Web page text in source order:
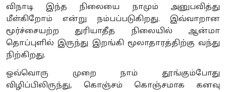
விநாடி இந்த நிலையை நாமும் அனுபவித்து
மீள்கிறோம் என்று நம்பப்படுகிறது. இவ்வாறான
மூர்ச்சையற்ற துரியாதீத நிலையில் ஆன்மா
தொப்புளில் இருந்து இறங்கி மூலாதாரத்திற்கு வந்து
நிற்கிறது.
ஒவ்வொரு முறை நாம் தூங்கும்போது
விழிப்பிலிருந்து, கொஞ்சம் கொஞ்சமாக கனவு